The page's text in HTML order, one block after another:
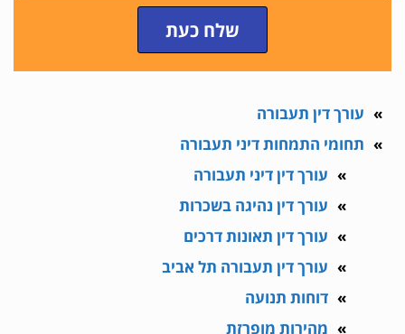
שלח כעת
עורך דין תעבורה
תחומי התמחות דיני תעבורה
עורך דין דיני תעבורה
עורך דין נהיגה בשכרות
עורך דין תאונות דרכים
עורך דין תעבורה תל אביב
דוחות תנועה
מהירות מופרזת